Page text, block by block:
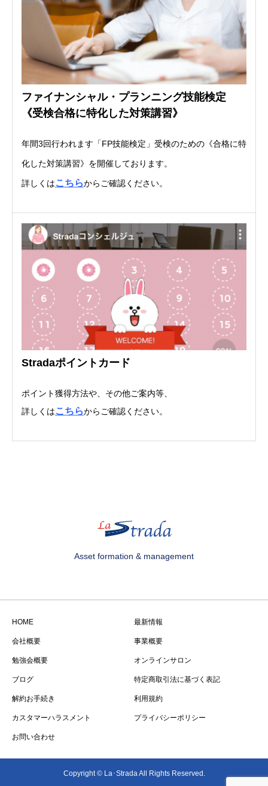
ファイナンシャル・プランニング技能検定
《受検合格に特化した対策講習》
年間3回行われます「FP技能検定」受検のための《合格に特
化した対策講習》を開催しております。
詳しくはこちらからご確認ください。
Stradaポイントカード
ポイント獲得方法や、その他ご案内等、
詳しくはこちらからご確認ください。
Asset formation & management
HOME 最新情報
会社概要 事業概要
勉強会概要 オンラインサロン
ブログ 特定商取引法に基づく表記
解約お手続き 利用規約
カスタマーハラスメント プライバシーポリシー
お問い合わせ
Copyright © La･Strada All Rights Reserved.